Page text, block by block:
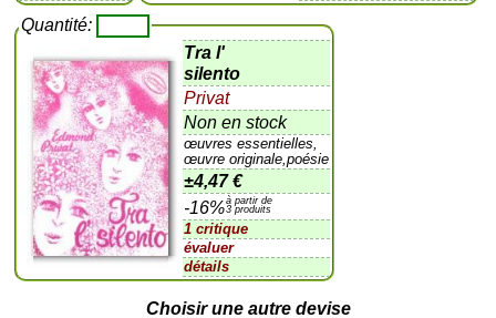
Quantité:
Tra l'
silento
Privat
Non en stock
œuvres essentielles,
œuvre originale,poésie
±4,47 €
-16%à partir de
3 produits
1 critique
évaluer
détails
Choisir une autre devise